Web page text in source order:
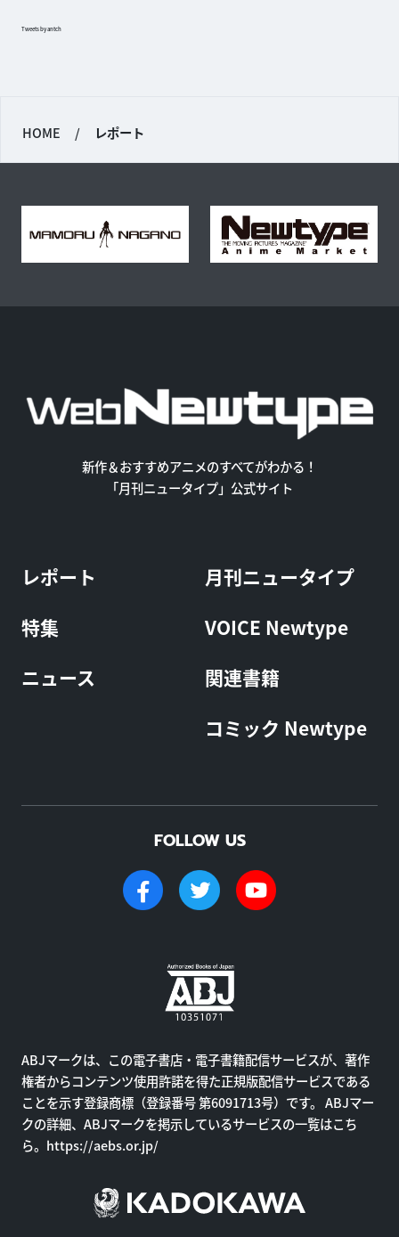
Tweets by antch
HOME / レポート
新作＆おすすめアニメのすべてがわかる！
「月刊ニュータイプ」公式サイト
レポート
特集
ニュース
月刊ニュータイプ
VOICE Newtype
関連書籍
コミック Newtype
FOLLOW US
ABJマークは、この電子書店・電子書籍配信サービスが、著作
権者からコンテンツ使用許諾を得た正規版配信サービスである
ことを示す登録商標（登録番号 第6091713号）です。 ABJマー
クの詳細、ABJマークを掲示しているサービスの一覧はこち
ら。 https://aebs.or.jp/